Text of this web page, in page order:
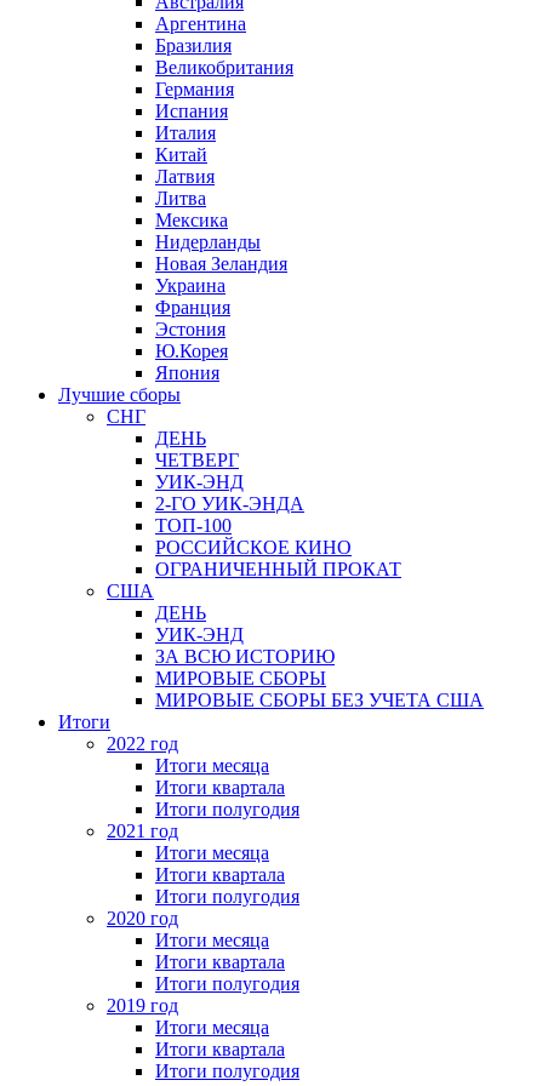
Аргентина
Бразилия
Великобритания
Германия
Испания
Италия
Китай
Латвия
Литва
Мексика
Нидерланды
Новая Зеландия
Украина
Франция
Эстония
Ю.Корея
Япония
Лучшие сборы
СНГ
ДЕНЬ
ЧЕТВЕРГ
УИК-ЭНД
2-ГО УИК-ЭНДА
ТОП-100
РОССИЙСКОЕ КИНО
ОГРАНИЧЕННЫЙ ПРОКАТ
США
ДЕНЬ
УИК-ЭНД
ЗА ВСЮ ИСТОРИЮ
МИРОВЫЕ СБОРЫ
МИРОВЫЕ СБОРЫ БЕЗ УЧЕТА США
Итоги
2022 год
Итоги месяца
Итоги квартала
Итоги полугодия
2021 год
Итоги месяца
Итоги квартала
Итоги полугодия
2020 год
Итоги месяца
Итоги квартала
Итоги полугодия
2019 год
Итоги месяца
Итоги квартала
Итоги полугодия